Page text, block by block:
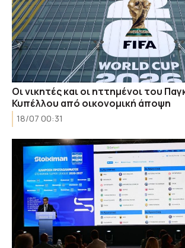
Οι νικητές και οι ηττημένοι του
Κυπέλλου από οικονομική άποψη
18/07 00:31